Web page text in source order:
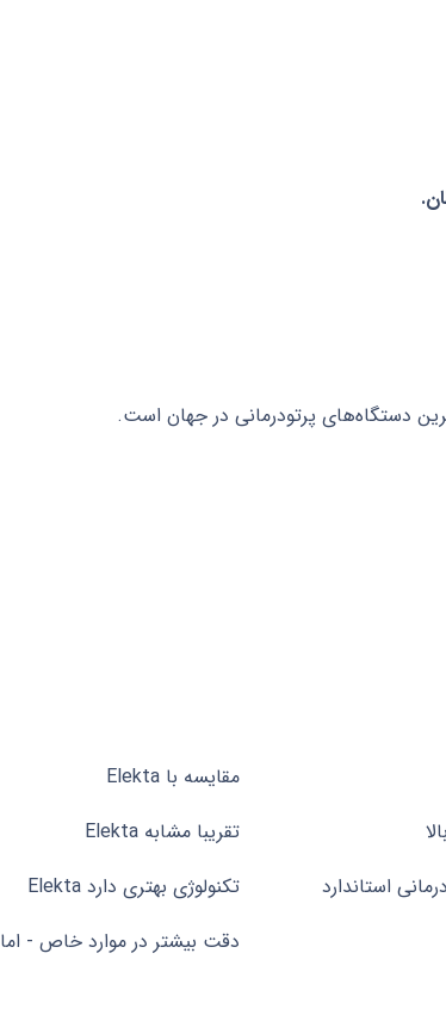
مقایسه با Elekta
مقایسه با Elekta
تقریبا مشابه Elekta
استاندارد
تکنولوژی بهتری دارد Elekta
دقت بیشتر در موارد خاص - اما Elekta قابلیت های گسترده تری دارد